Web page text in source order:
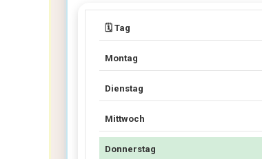
🗓️ Tag
Montag
Dienstag
Mittwoch
Donnerstag